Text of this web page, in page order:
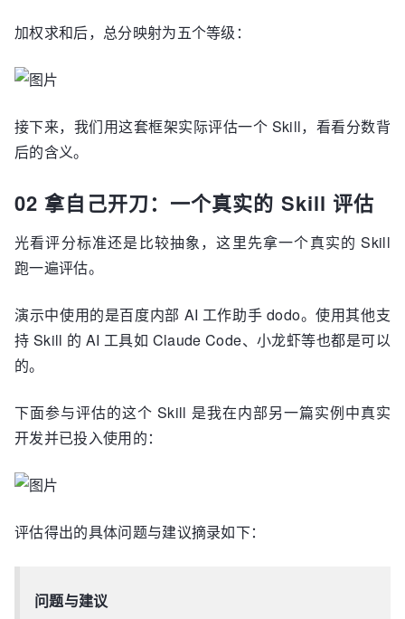
加权求和后，总分映射为五个等级：
接下来，我们用这套框架实际评估一个 Skill，看看分数背
后的含义。
02 拿自己开刀：一个真实的 Skill 评估
光看评分标准还是比较抽象，这里先拿一个真实的 Skill
跑一遍评估。
演示中使用的是百度内部 AI 工作助手 dodo。使用其他支
持 Skill 的 AI 工具如 Claude Code、小龙虾等也都是可以
的。
下面参与评估的这个 Skill 是我在内部另一篇实例中真实
开发并已投入使用的：
评估得出的具体问题与建议摘录如下：
问题与建议